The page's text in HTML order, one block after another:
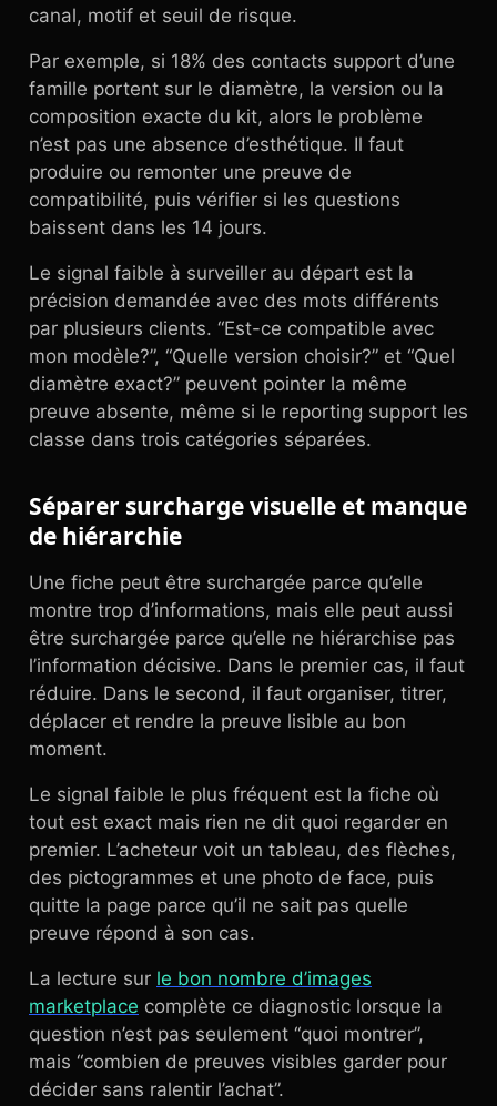
canal, motif et seuil de risque.
Par exemple, si 18% des contacts support d’une
famille portent sur le diamètre, la version ou la
composition exacte du kit, alors le problème
n’est pas une absence d’esthétique. Il faut
produire ou remonter une preuve de
compatibilité, puis vérifier si les questions
baissent dans les 14 jours.
Le signal faible à surveiller au départ est la
précision demandée avec des mots différents
par plusieurs clients. “Est-ce compatible avec
mon modèle?”, “Quelle version choisir?” et “Quel
diamètre exact?” peuvent pointer la même
preuve absente, même si le reporting support les
classe dans trois catégories séparées.
Séparer surcharge visuelle et manque
de hiérarchie
Une fiche peut être surchargée parce qu’elle
montre trop d’informations, mais elle peut aussi
être surchargée parce qu’elle ne hiérarchise pas
l’information décisive. Dans le premier cas, il faut
réduire. Dans le second, il faut organiser, titrer,
déplacer et rendre la preuve lisible au bon
moment.
Le signal faible le plus fréquent est la fiche où
tout est exact mais rien ne dit quoi regarder en
premier. L’acheteur voit un tableau, des flèches,
des pictogrammes et une photo de face, puis
quitte la page parce qu’il ne sait pas quelle
preuve répond à son cas.
La lecture sur le bon nombre d’images
marketplace complète ce diagnostic lorsque la
question n’est pas seulement “quoi montrer”,
mais “combien de preuves visibles garder pour
décider sans ralentir l’achat”.